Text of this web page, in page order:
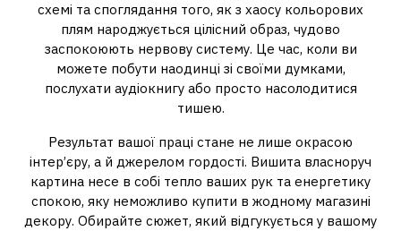
схемі та споглядання того, як з хаосу кольорових
плям народжується цілісний образ, чудово
заспокоюють нервову систему. Це час, коли ви
можете побути наодинці зі своїми думками,
послухати аудіокнигу або просто насолодитися
тишею.
Результат вашої праці стане не лише окрасою
інтер’єру, а й джерелом гордості. Вишита власноруч
картина несе в собі тепло ваших рук та енергетику
спокою, яку неможливо купити в жодному магазині
декору. Обирайте сюжет, який відгукується у вашому